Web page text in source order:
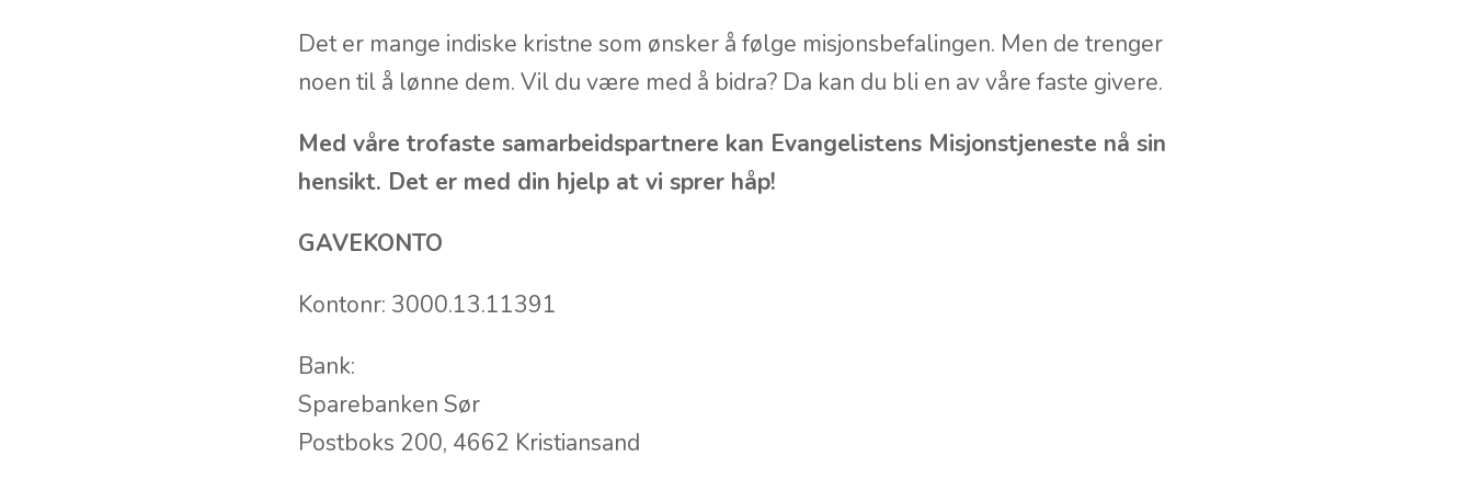
Det er mange indiske kristne som ønsker å følge misjonsbefalingen. Men de trenger
noen til å lønne dem. Vil du være med å bidra? Da kan du bli en av våre faste givere.
Med våre trofaste samarbeidspartnere kan Evangelistens Misjonstjeneste nå sin
hensikt. Det er med din hjelp at vi sprer håp!
GAVEKONTO
Kontonr: 3000.13.11391
Bank:
Sparebanken Sør
Postboks 200, 4662 Kristiansand